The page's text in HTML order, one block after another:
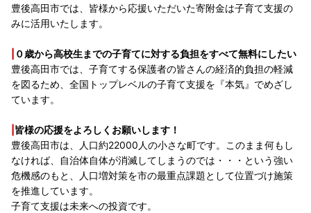
豊後高田市では、皆様から応援いただいた寄附金は子育て支援の
みに活用いたします。
０歳から高校生までの子育てに対する負担をすべて無料にしたい
豊後高田市では、子育てする保護者の皆さんの経済的負担の軽減
を図るため、全国トップレベルの子育て支援を『本気』でめざし
ています。
皆様の応援をよろしくお願いします！
豊後高田市は、人口約22000人の小さな町です。このまま何もし
なければ、自治体自体が消滅してしまうのでは・・・という強い
危機感のもと、人口増対策を市の最重点課題として位置づけ施策
を推進しています。
子育て支援は未来への投資です。